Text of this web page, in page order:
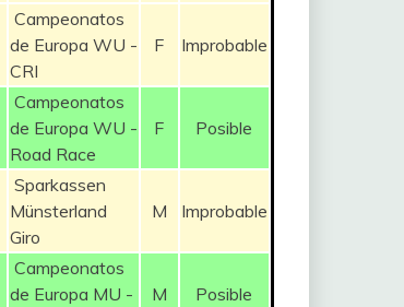
Campeonatos
de Europa WU -
CRI
F Improbable
Campeonatos
de Europa WU -
Road Race
F Posible
Sparkassen
Münsterland
Giro
M Improbable
Campeonatos
de Europa MU -
M Posible